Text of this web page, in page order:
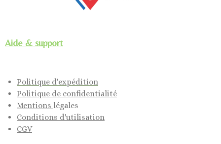
Aide & support
Politique d'expédition
Politique de confidentialité
Mentions légales
Conditions d'utilisation
CGV